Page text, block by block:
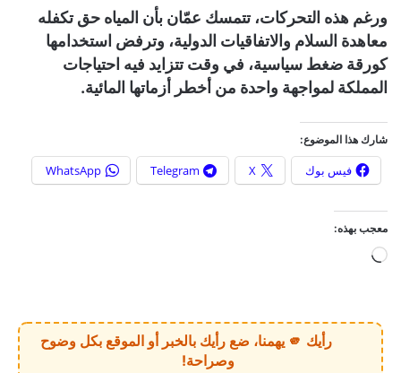
ورغم هذه التحركات، تتمسك عمّان بأن المياه حق تكفله
معاهدة السلام والاتفاقيات الدولية، وترفض استخدامها
كورقة ضغط سياسية، في وقت تتزايد فيه احتياجات
المملكة لمواجهة واحدة من أخطر أزماتها المائية.
شارك هذا الموضوع:
فيس بوك X
Telegram
WhatsApp
معجب بهذه:
ي
رأيك 🫵 يهمنا، ضع رأيك بالخبر أو الموقع بكل وضوح
وصراحة!